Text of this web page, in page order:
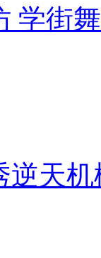
学街
逆天机